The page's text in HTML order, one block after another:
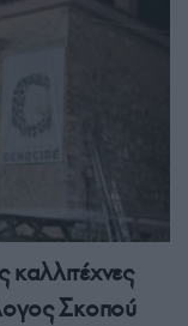
Σκοπού